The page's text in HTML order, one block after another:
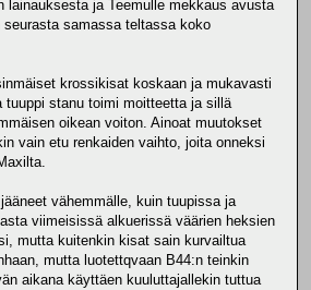
lainauksesta ja Teemulle mekkaus avusta
samassa teltassa koko
krossikisat koskaan ja mukavasti
tuuppi stanu toimi moitteetta ja sillä
oikean voiton. Ainoat muutokset
vain etu renkaiden vaihto, joita onneksi
vähemmälle, kuin tuupissa ja
viimeisissä alkuerissä väärien heksien
mutta kuitenkin kisat sain kurvailtua
mutta luotettqvaan B44:n teinkin
aikana käyttäen kuuluttajallekin tuttua